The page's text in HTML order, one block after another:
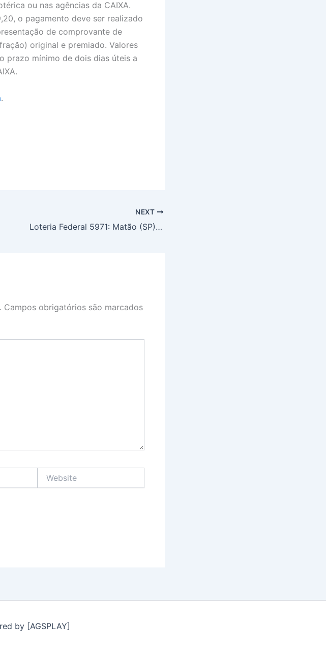
ou nas agências da CAIXA.
o pagamento deve ser realizado
de comprovante de
original e premiado. Valores
prazo mínimo de dois dias úteis a
.
NEXT
Loteria Federal 5971: Matão (SP) leva o prêmio principal desta quarta-feira (04)
Campos obrigatórios são marcados
by [AGSPLAY]